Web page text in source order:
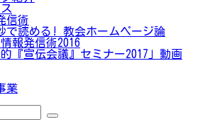
信術
で読める! 教会ホームページ論
報発信術2016
的『宣伝会議』セミナー2017」動画
業